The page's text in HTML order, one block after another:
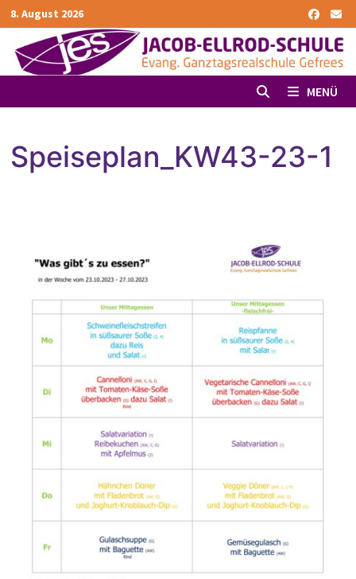
Zurück
zum
Inhalt
8. August 2026
MENÜ
Speiseplan_KW43-23-1